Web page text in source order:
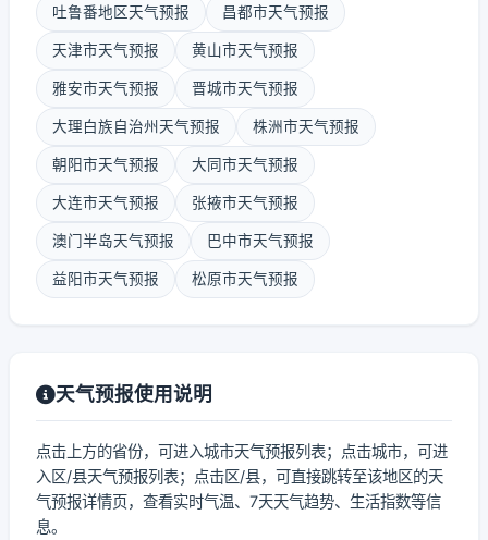
吐鲁番地区天气预报 昌都市天气预报
天津市天气预报 黄山市天气预报
雅安市天气预报 晋城市天气预报
大理白族自治州天气预报 株洲市天气预报
朝阳市天气预报 大同市天气预报
大连市天气预报 张掖市天气预报
澳门半岛天气预报 巴中市天气预报
益阳市天气预报 松原市天气预报
天气预报使用说明
点击上方的省份，可进入城市天气预报列表；点击城市，可进
入区/县天气预报列表；点击区/县，可直接跳转至该地区的天
气预报详情页，查看实时气温、7天天气趋势、生活指数等信
息。